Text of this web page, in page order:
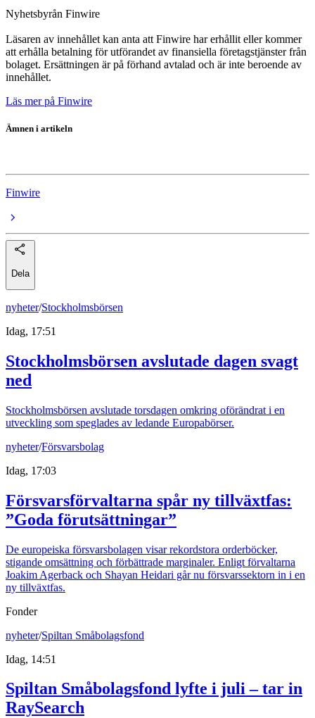
Nyhetsbyrån Finwire
Läsaren av innehållet kan anta att Finwire har erhållit eller kommer
att erhålla betalning för utförandet av finansiella företagstjänster från
bolaget. Ersättningen är på förhand avtalad och är inte beroende av
innehållet.
Läs mer på Finwire
Ämnen i artikeln
Finwire
Dela
nyheter/Stockholmsbörsen
Idag, 17:51
Stockholmsbörsen avslutade dagen svagt
ned
Stockholmsbörsen avslutade torsdagen omkring oförändrat i en
utveckling som speglades av ledande Europabörser.
nyheter/Försvarsbolag
Idag, 17:03
Försvarsförvaltarna spår ny tillväxtfas:
”Goda förutsättningar”
De europeiska försvarsbolagen visar rekordstora orderböcker,
stigande omsättning och förbättrade marginaler. Enligt förvaltarna
Joakim Agerback och Shayan Heidari går nu försvarssektorn in i en
ny tillväxtfas.
Fonder
nyheter/Spiltan Småbolagsfond
Idag, 14:51
Spiltan Småbolagsfond lyfte i juli – tar in
RaySearch